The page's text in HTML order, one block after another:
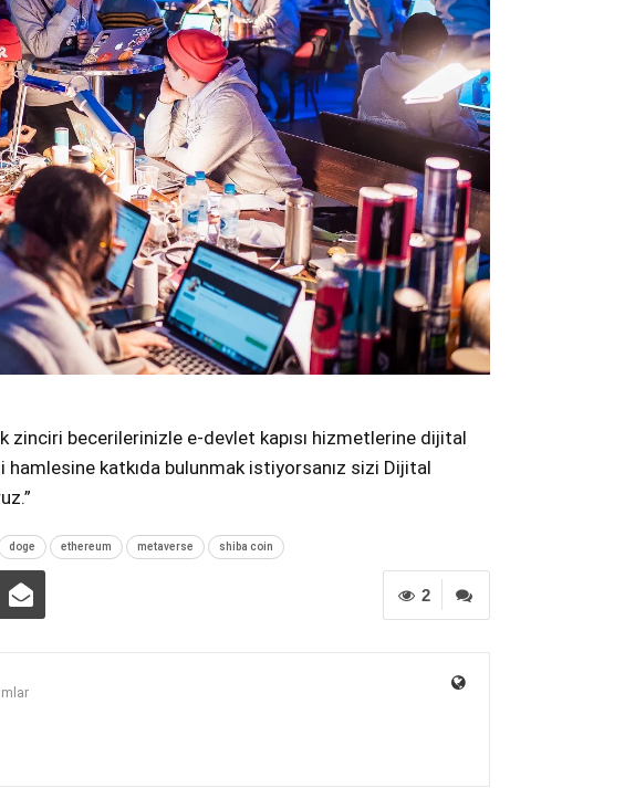
zinciri becerilerinizle e-devlet kapısı hizmetlerine dijital
katkıda bulunmak istiyorsanız sizi Dijital
doge ethereum metaverse shiba coin
2